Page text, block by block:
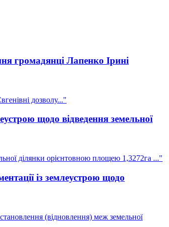
громадянці Лапенко Ірині
дозволу..."
щодо відведення земельної
ділянки орієнтовною площею 1,3272га ..."
із землеустрою щодо
(відновлення) меж земельної